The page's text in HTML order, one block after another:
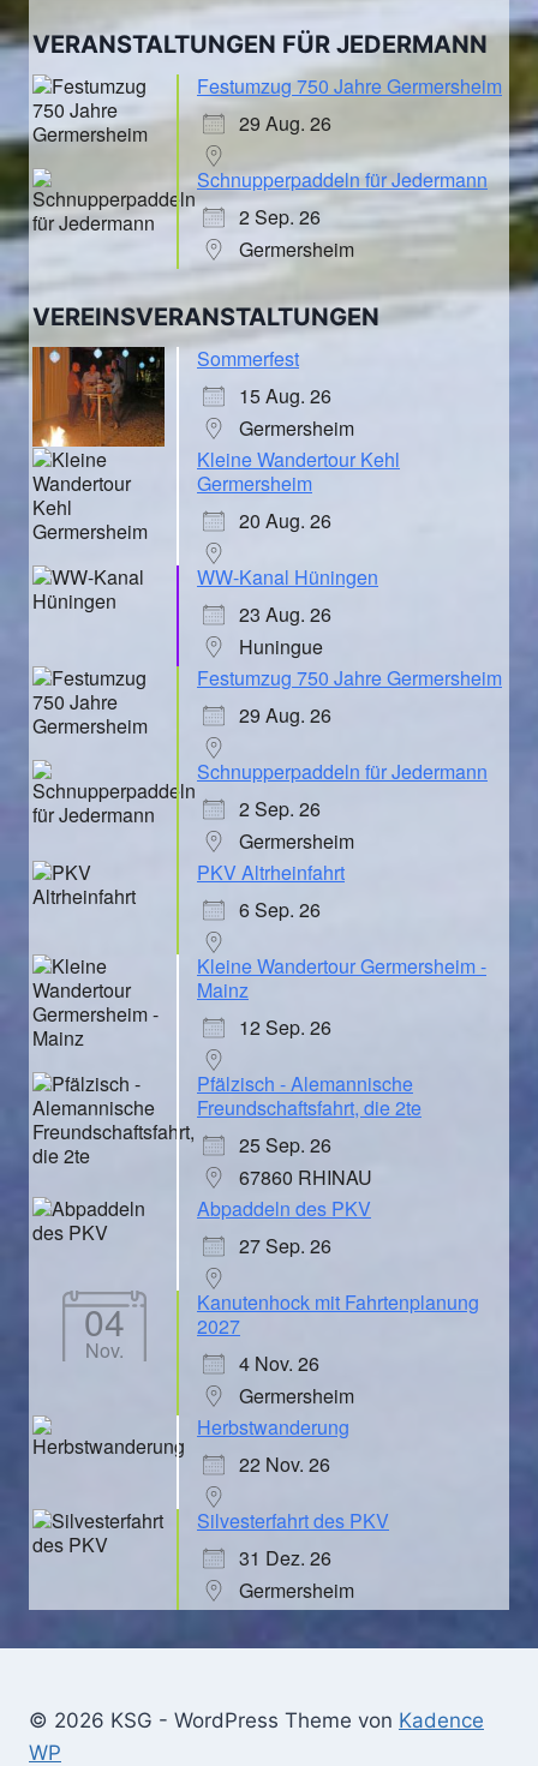
VERANSTALTUNGEN FÜR JEDERMANN
Festumzug 750 Jahre Germersheim
29 Aug. 26
Schnupperpaddeln für Jedermann
2 Sep. 26
Germersheim
VEREINSVERANSTALTUNGEN
Sommerfest
15 Aug. 26
Germersheim
Kleine Wandertour Kehl
Germersheim
20 Aug. 26
WW-Kanal Hüningen
23 Aug. 26
Huningue
Festumzug 750 Jahre Germersheim
29 Aug. 26
Schnupperpaddeln für Jedermann
2 Sep. 26
Germersheim
PKV Altrheinfahrt
6 Sep. 26
Kleine Wandertour Germersheim -
Mainz
12 Sep. 26
Pfälzisch - Alemannische
Freundschaftsfahrt, die 2te
25 Sep. 26
67860 RHINAU
Abpaddeln des PKV
27 Sep. 26
04
Nov.
Kanutenhock mit Fahrtenplanung
2027
4 Nov. 26
Germersheim
Herbstwanderung
22 Nov. 26
Silvesterfahrt des PKV
31 Dez. 26
Germersheim
© 2026 KSG - WordPress Theme von Kadence
WP